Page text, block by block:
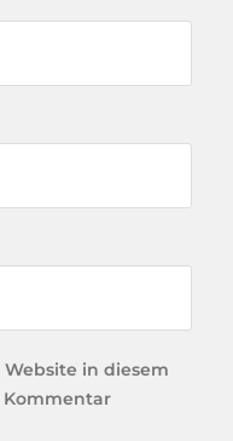
Website in diesem